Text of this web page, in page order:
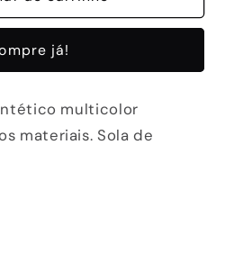
já!
multicolor
materiais. Sola de